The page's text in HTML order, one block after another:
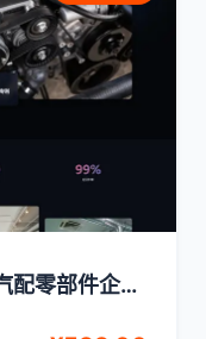
配零部件企业